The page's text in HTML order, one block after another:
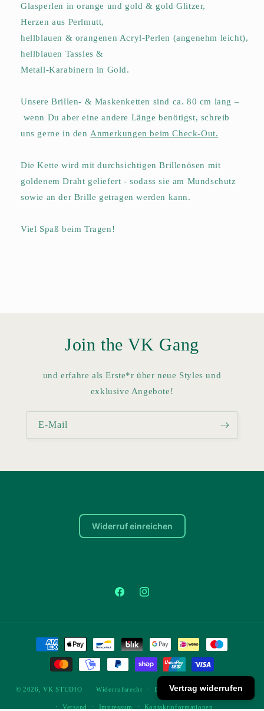
Glasperlen in orange und gold & gold Glitzer,
Herzen aus Perlmutt,
hellblauen & orangenen Acryl-Perlen (angenehm leicht),
hellblauen Tassles &
Metall-Karabinern in Gold.
Unsere Brillen- & Maskenketten sind ca. 80 cm lang –
wenn Du aber eine andere Länge benötigst, schreib
uns gerne in den Anmerkungen beim Check-Out.
Die Kette wird mit durchsichtigen Brillenösen mit
goldenem Draht geliefert - sodass sie am Mundschutz
sowie an der Brille getragen werden kann.
Viel Spaß beim Tragen!
Join the VK Gang
und erfahre als Erste*r über neue Styles und
exklusive Angebote!
E-Mail
Widerruf einreichen
FacebookInstagram
Zahlungsmethoden
© 2026,VK STUDIO Widerrufsrecht Datenschutzerklärung AGB
Versand Impressum Kontaktinformationen
Vertrag widerrufen